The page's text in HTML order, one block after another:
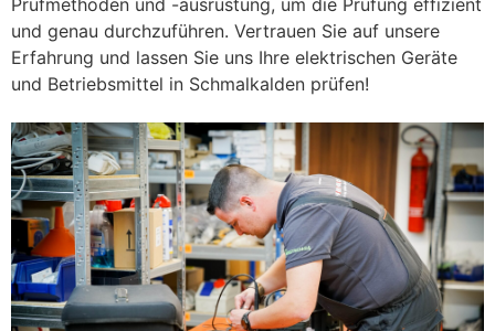
und genau durchzuführen. Vertrauen Sie auf unsere
Erfahrung und lassen Sie uns Ihre elektrischen Geräte
und Betriebsmittel in Schmalkalden prüfen!